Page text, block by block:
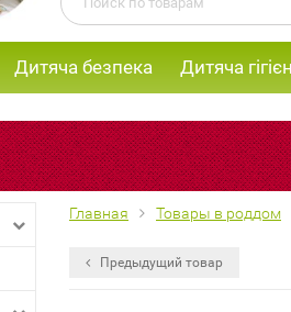
Дитяча безпека Дитяча
Главная Товары в роддом
Предыдущий товар